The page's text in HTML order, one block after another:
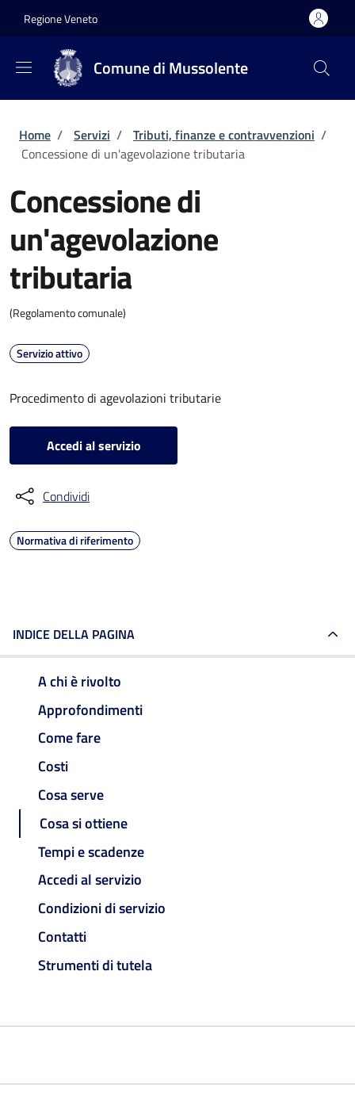
Regione Veneto
Comune di Mussolente
Briciole di pane
Home / Servizi / Tributi, finanze e contravvenzioni /
Concessione di un'agevolazione tributaria
Concessione di
un'agevolazione
tributaria
(Regolamento comunale)
Servizio attivo
Procedimento di agevolazioni tributarie
Accedi al servizio
Condividi
Normativa di riferimento
INDICE DELLA PAGINA
A chi è rivolto
Approfondimenti
Come fare
Costi
Cosa serve
Cosa si ottiene
Tempi e scadenze
Accedi al servizio
Condizioni di servizio
Contatti
Strumenti di tutela